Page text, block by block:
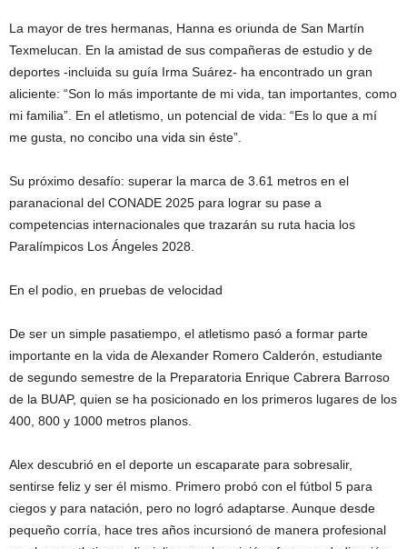
La mayor de tres hermanas, Hanna es oriunda de San Martín
Texmelucan. En la amistad de sus compañeras de estudio y de
deportes -incluida su guía Irma Suárez- ha encontrado un gran
aliciente: “Son lo más importante de mi vida, tan importantes, como
mi familia”. En el atletismo, un potencial de vida: “Es lo que a mí
me gusta, no concibo una vida sin éste”.
Su próximo desafío: superar la marca de 3.61 metros en el
paranacional del CONADE 2025 para lograr su pase a
competencias internacionales que trazarán su ruta hacia los
Paralímpicos Los Ángeles 2028.
En el podio, en pruebas de velocidad
De ser un simple pasatiempo, el atletismo pasó a formar parte
importante en la vida de Alexander Romero Calderón, estudiante
de segundo semestre de la Preparatoria Enrique Cabrera Barroso
de la BUAP, quien se ha posicionado en los primeros lugares de los
400, 800 y 1000 metros planos.
Alex descubrió en el deporte un escaparate para sobresalir,
sentirse feliz y ser él mismo. Primero probó con el fútbol 5 para
ciegos y para natación, pero no logró adaptarse. Aunque desde
pequeño corría, hace tres años incursionó de manera profesional